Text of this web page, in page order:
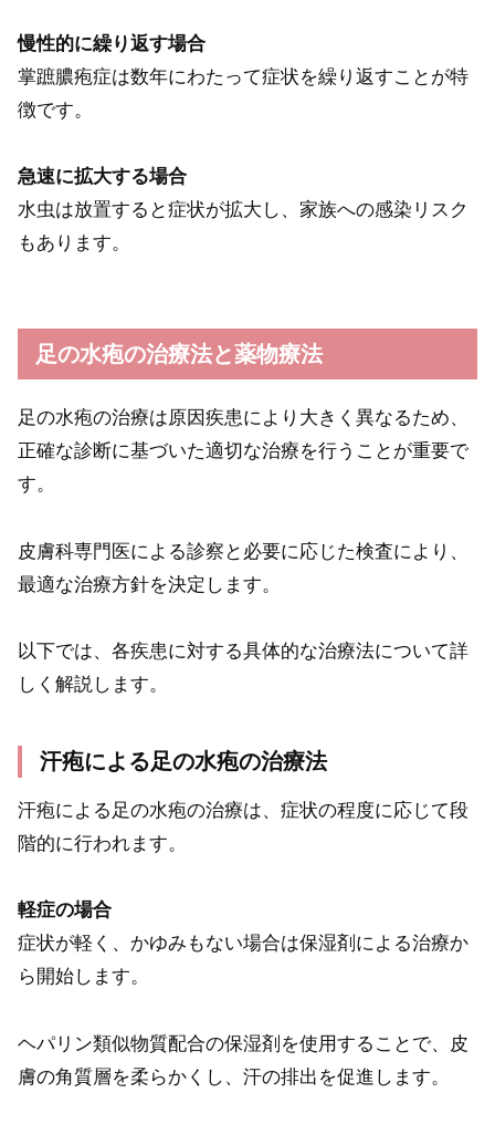
慢性的に繰り返す場合
掌蹠膿疱症は数年にわたって症状を繰り返すことが特
徴です。
急速に拡大する場合
水虫は放置すると症状が拡大し、家族への感染リスク
もあります。
足の水疱の治療法と薬物療法
足の水疱の治療は原因疾患により大きく異なるため、
正確な診断に基づいた適切な治療を行うことが重要で
す。
皮膚科専門医による診察と必要に応じた検査により、
最適な治療方針を決定します。
以下では、各疾患に対する具体的な治療法について詳
しく解説します。
汗疱による足の水疱の治療法
汗疱による足の水疱の治療は、症状の程度に応じて段
階的に行われます。
軽症の場合
症状が軽く、かゆみもない場合は保湿剤による治療か
ら開始します。
ヘパリン類似物質配合の保湿剤を使用することで、皮
膚の角質層を柔らかくし、汗の排出を促進します。